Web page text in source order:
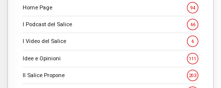
Home Page 94
I Podcast del Salice 66
I Video del Salice 6
Idee e Opinioni 111
Il Salice Propone 203